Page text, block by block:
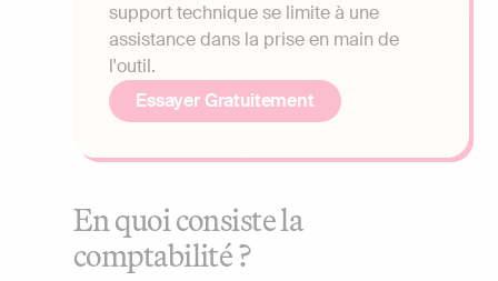
support technique se limite à une
assistance dans la prise en main de
l'outil.
Essayer Gratuitement
En quoi consiste la
comptabilité ?